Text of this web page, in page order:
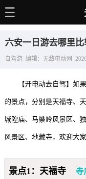
电动百科
选车推荐
充电站
销量榜
六安一日游去哪里
自驾游 编辑：无敌电动网
【开电动去自驾】如
的景点，分别是天福寺、
城隍庙、马鬃岭风景区、
风景区、地藏寺，欢迎大
景点1：天福寺 寺